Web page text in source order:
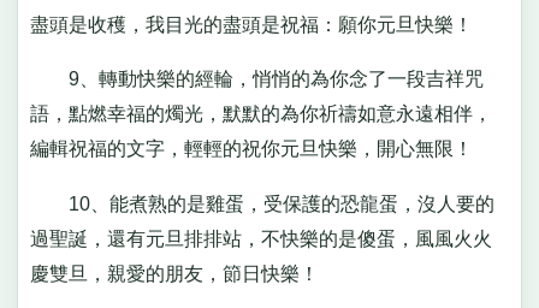
盡頭是收穫，我目光的盡頭是祝福：願你元旦快樂！
9、轉動快樂的經輪，悄悄的為你念了一段吉祥咒
語，點燃幸福的燭光，默默的為你祈禱如意永遠相伴，
編輯祝福的文字，輕輕的祝你元旦快樂，開心無限！
10、能煮熟的是雞蛋，受保護的恐龍蛋，沒人要的
過聖誕，還有元旦排排站，不快樂的是傻蛋，風風火火
慶雙旦，親愛的朋友，節日快樂！